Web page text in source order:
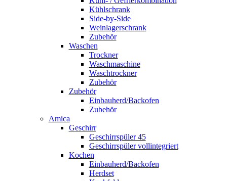
Kühlschrank
Side-by-Side
Weinlagerschrank
Zubehör
Waschen
Trockner
Waschmaschine
Waschtrockner
Zubehör
Zubehör
Einbauherd/Backofen
Zubehör
Amica
Geschirr
Geschirrspüler 45
Geschirrspüler vollintegriert
Kochen
Einbauherd/Backofen
Herdset